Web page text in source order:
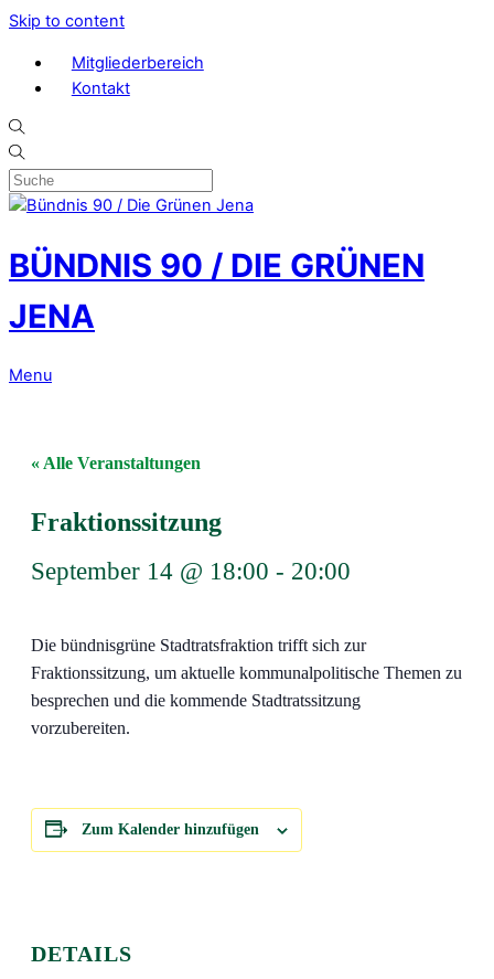
Skip to content
Mitgliederbereich
Kontakt
BÜNDNIS 90 / DIE GRÜNEN
JENA
Menu
« Alle Veranstaltungen
Fraktionssitzung
September 14 @ 18:00 - 20:00
Die bündnisgrüne Stadtratsfraktion trifft sich zur
Fraktionssitzung, um aktuelle kommunalpolitische Themen zu
besprechen und die kommende Stadtratssitzung
vorzubereiten.
Zum Kalender hinzufügen
DETAILS